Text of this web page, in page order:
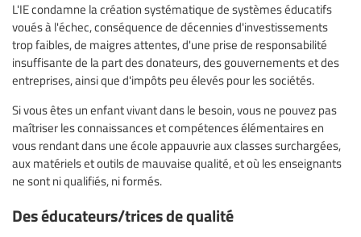
L'IE condamne la création systématique de systèmes éducatifs
voués à l'échec, conséquence de décennies d'investissements
trop faibles, de maigres attentes, d'une prise de responsabilité
insuffisante de la part des donateurs, des gouvernements et des
entreprises, ainsi que d'impôts peu élevés pour les sociétés.
Si vous êtes un enfant vivant dans le besoin, vous ne pouvez pas
maîtriser les connaissances et compétences élémentaires en
vous rendant dans une école appauvrie aux classes surchargées,
aux matériels et outils de mauvaise qualité, et où les enseignants
ne sont ni qualifiés, ni formés.
Des éducateurs/trices de qualité